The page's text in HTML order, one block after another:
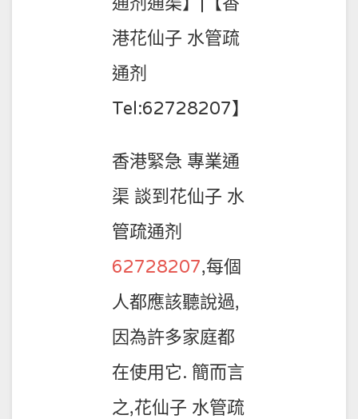
港花仙子 水管疏
通剂
Tel:62728207】
香港緊急 專業通
渠 談到花仙子 水
管疏通剂
62728207,每個
人都應該聽說過,
因為許多家庭都
在使用它. 簡而言
之,花仙子 水管疏